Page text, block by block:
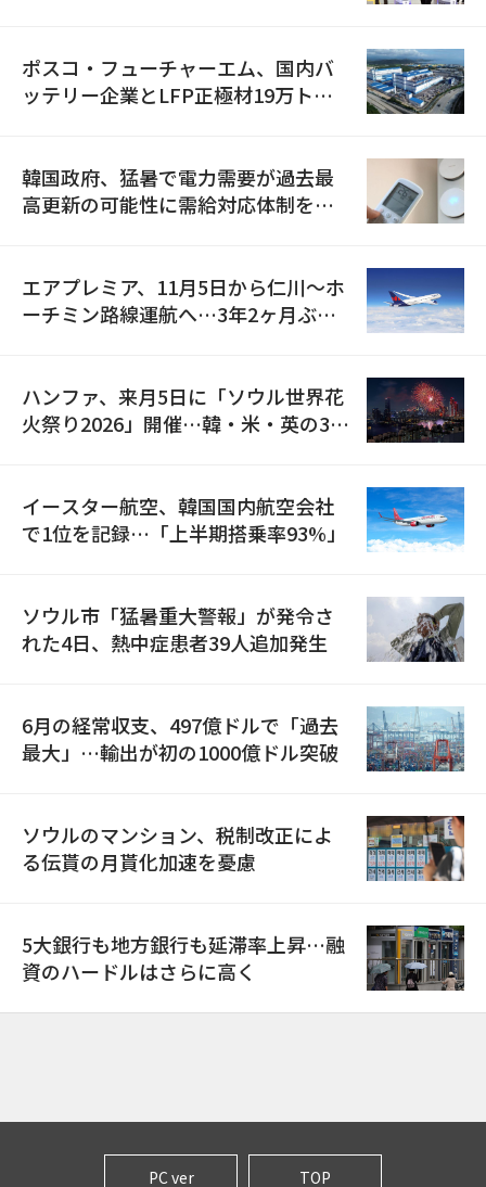
ポスコ・フューチャーエム、国内バ
ッテリー企業とLFP正極材19万トン
韓国政府、猛暑で電力需要が過去最
高更新の可能性に需給対応体制を点
エアプレミア、11月5日から仁川〜ホ
ーチミン路線運航へ…3年2ヶ月ぶり
ハンファ、来月5日に「ソウル世界花
火祭り2026」開催…韓・米・英の3カ
イースター航空、韓国国内航空会社
で1位を記録…「上半期搭乗率93%」
ソウル市「猛暑重大警報」が発令さ
れた4日、熱中症患者39人追加発生
6月の経常収支、497億ドルで「過去
最大」…輸出が初の1000億ドル突破
ソウルのマンション、税制改正によ
る伝貰の月貰化加速を憂慮
5大銀行も地方銀行も延滞率上昇…融
資のハードルはさらに高く
PC ver TOP